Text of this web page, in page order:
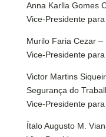
Anna Karlla Gomes
Vice-Presidente
Murilo Faria Cezar –
Vice-Presidente
Victor Martins
Segurança do
Vice-Presidente
Ítalo Augusto M.